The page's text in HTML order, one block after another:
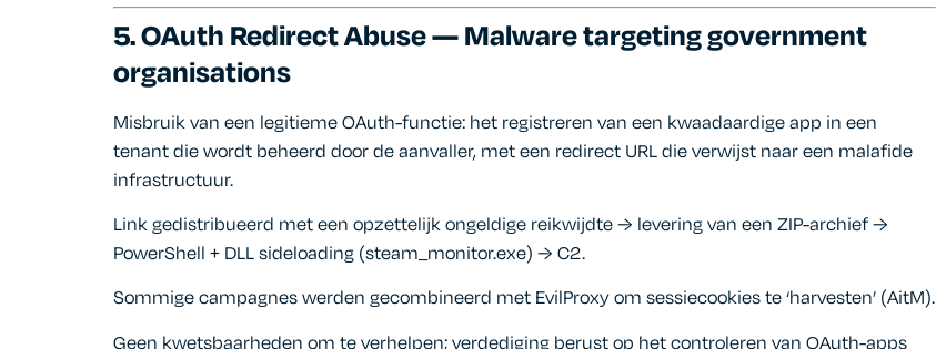
5. OAuth Redirect Abuse — Malware targeting government
organisations
Misbruik van een legitieme OAuth-functie: het registreren van een kwaadaardige app in een
tenant die wordt beheerd door de aanvaller, met een redirect URL die verwijst naar een malafide
infrastructuur.
Link gedistribueerd met een opzettelijk ongeldige reikwijdte → levering van een ZIP-archief →
PowerShell + DLL sideloading (steam_monitor.exe) → C2.
Sommige campagnes werden gecombineerd met EvilProxy om sessiecookies te ‘harvesten’ (AitM).
Geen kwetsbaarheden om te verhelpen; verdediging berust op het controleren van OAuth-apps